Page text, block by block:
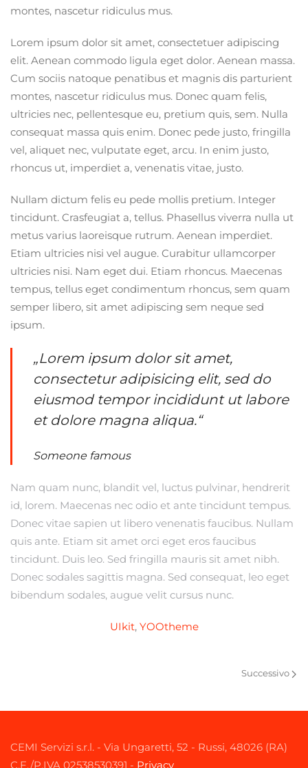
montes, nascetur ridiculus mus.
Lorem ipsum dolor sit amet, consectetuer adipiscing
elit. Aenean commodo ligula eget dolor. Aenean massa.
Cum sociis natoque penatibus et magnis dis parturient
montes, nascetur ridiculus mus. Donec quam felis,
ultricies nec, pellentesque eu, pretium quis, sem. Nulla
consequat massa quis enim. Donec pede justo, fringilla
vel, aliquet nec, vulputate eget, arcu. In enim justo,
rhoncus ut, imperdiet a, venenatis vitae, justo.
Nullam dictum felis eu pede mollis pretium. Integer
tincidunt. Crasfeugiat a, tellus. Phasellus viverra nulla ut
metus varius laoreisque rutrum. Aenean imperdiet.
Etiam ultricies nisi vel augue. Curabitur ullamcorper
ultricies nisi. Nam eget dui. Etiam rhoncus. Maecenas
tempus, tellus eget condimentum rhoncus, sem quam
semper libero, sit amet adipiscing sem neque sed
ipsum.
„Lorem ipsum dolor sit amet,
consectetur adipisicing elit, sed do
eiusmod tempor incididunt ut labore
et dolore magna aliqua.“
Someone famous
Nam quam nunc, blandit vel, luctus pulvinar, hendrerit
id, lorem. Maecenas nec odio et ante tincidunt tempus.
Donec vitae sapien ut libero venenatis faucibus. Nullam
quis ante. Etiam sit amet orci eget eros faucibus
tincidunt. Duis leo. Sed fringilla mauris sit amet nibh.
Donec sodales sagittis magna. Sed consequat, leo eget
bibendum sodales, augue velit cursus nunc.
UIkit, YOOtheme
Successivo
CEMI Servizi s.r.l. - Via Ungaretti, 52 - Russi, 48026 (RA)
C.F./P.IVA 02538530391 - Privacy